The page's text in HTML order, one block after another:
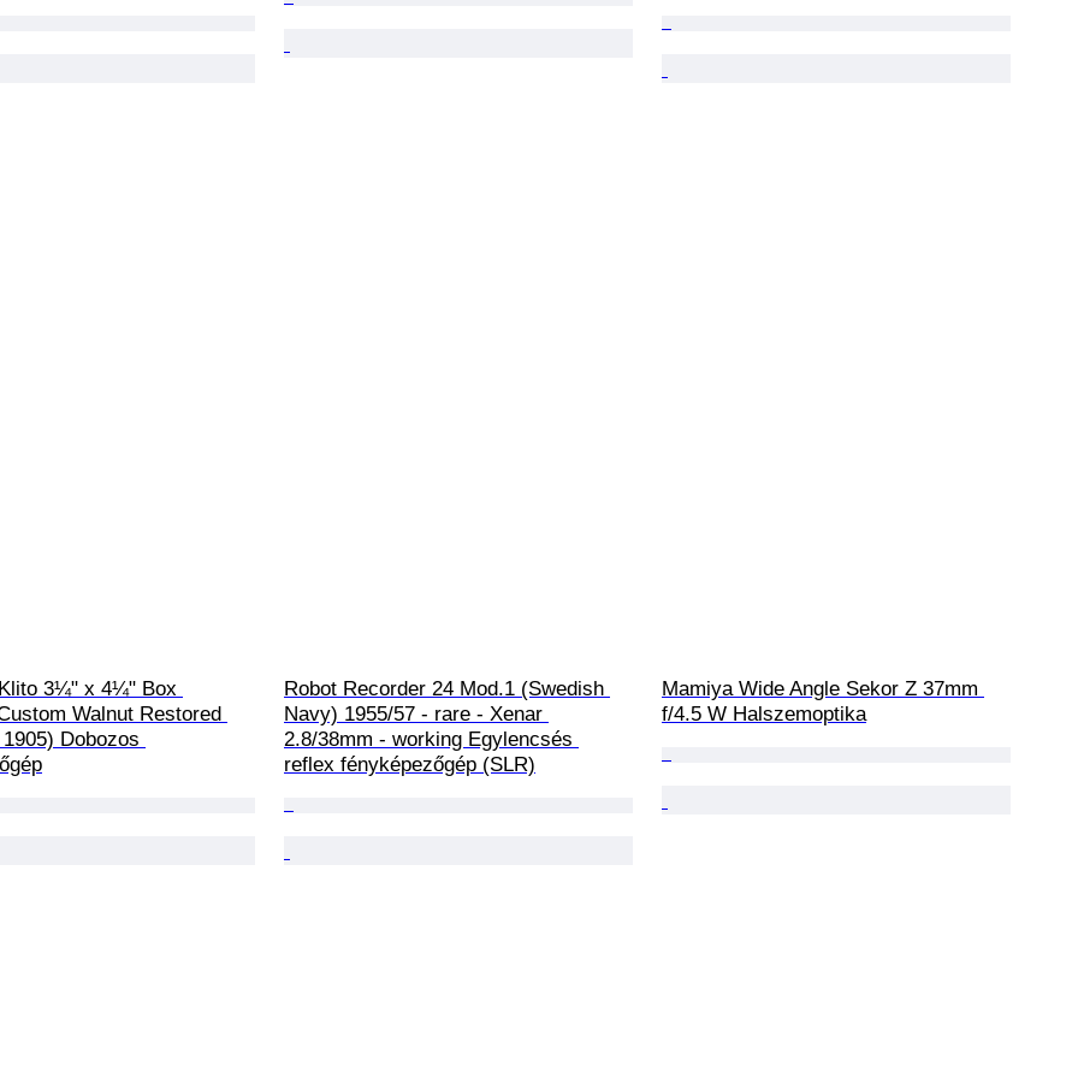
3¼" x 4¼" Box
Walnut Restored
Dobozos
Robot Recorder 24 Mod.1 (Swedish
Navy) 1955/57 - rare - Xenar
2.8/38mm - working Egylencsés
reflex fényképezőgép (SLR)
Mamiya Wide Angle Sekor Z 37mm
f/4.5 W Halszemoptika